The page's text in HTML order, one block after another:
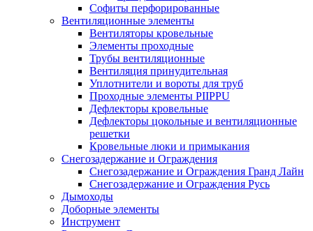
Софиты перфорированные
Вентиляционные элементы
Вентиляторы кровельные
Элементы проходные
Трубы вентиляционные
Вентиляция принудительная
Уплотнители и вороты для труб
Проходные элементы PIIPPU
Дефлекторы кровельные
Дефлекторы цокольные и вентиляционные
решетки
Кровельные люки и примыкания
Снегозадержание и Ограждения
Снегозадержание и Ограждения Гранд Лайн
Снегозадержание и Ограждения Русь
Дымоходы
Доборные элементы
Инструмент